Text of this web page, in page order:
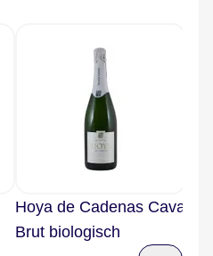
Hoya de Cadenas Cava
Brut biologisch